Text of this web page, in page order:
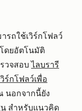
รถใช้เวิร์กโฟลว์
ดยอัตโนมัติ
วจสอบไลบรารี
ร์กโฟลว์เพื่อ
นอกจากนี้ยัง
สำหรับแนวคิด